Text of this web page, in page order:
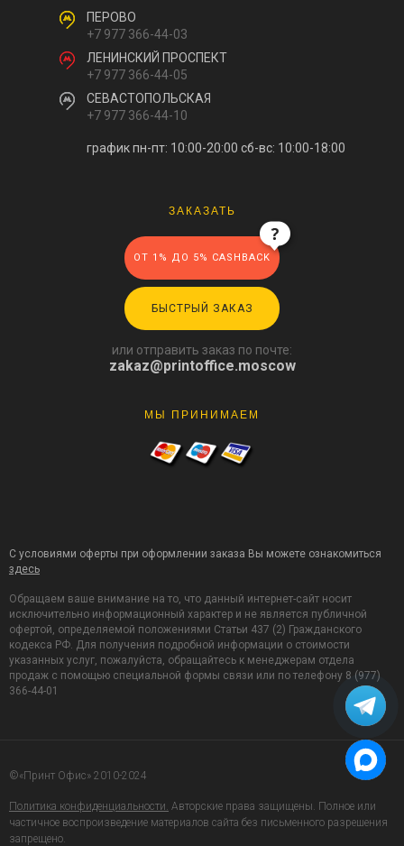
ПЕРОВО
+7 977 366-44-03
ЛЕНИНСКИЙ ПРОСПЕКТ
+7 977 366-44-05
СЕВАСТОПОЛЬСКАЯ
+7 977 366-44-10
график пн-пт: 10:00-20:00 сб-вс: 10:00-18:00
ЗАКАЗАТЬ
ОТ 1% ДО 5% CASHBACK
БЫСТРЫЙ ЗАКАЗ
или отправить заказ по почте:
zakaz@printoffice.moscow
МЫ ПРИНИМАЕМ
С условиями оферты при оформлении заказа Вы можете ознакомиться
здесь
Обращаем ваше внимание на то, что данный интернет-сайт носит
исключительно информационный характер и не является публичной
офертой, определяемой положениями Статьи 437 (2) Гражданского
кодекса РФ. Для получения подробной информации о стоимости
указанных услуг, пожалуйста, обращайтесь к менеджерам отдела
продаж с помощью специальной формы связи или по телефону 8 (977)
366-44-01
©«Принт Офис» 2010-2024
Политика конфиденциальности. Авторские права защищены. Полное или
частичное воспроизведение материалов сайта без письменного разрешения
запрещено.